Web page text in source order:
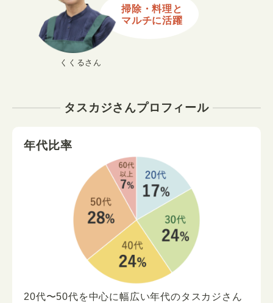
くくるさん
掃除・料理と
マルチに活躍
タスカジさんプロフィール
年代比率
20代〜50代を中心に幅広い年代のタスカジさん